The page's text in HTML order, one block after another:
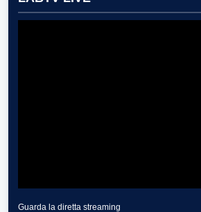
Guarda la diretta streaming